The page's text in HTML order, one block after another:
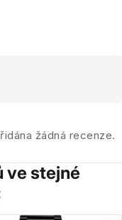
žádná recenze.
ve stejné